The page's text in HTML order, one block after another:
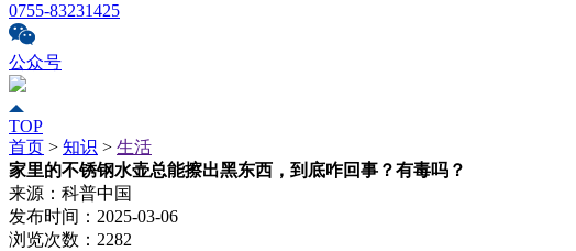
0755-83231425
公众号
TOP
首页 > 知识 > 生活
家里的不锈钢水壶总能擦出黑东西，到底咋回事？有毒吗？
来源： 科普中国
发布时间： 2025-03-06
浏览次数： 2282